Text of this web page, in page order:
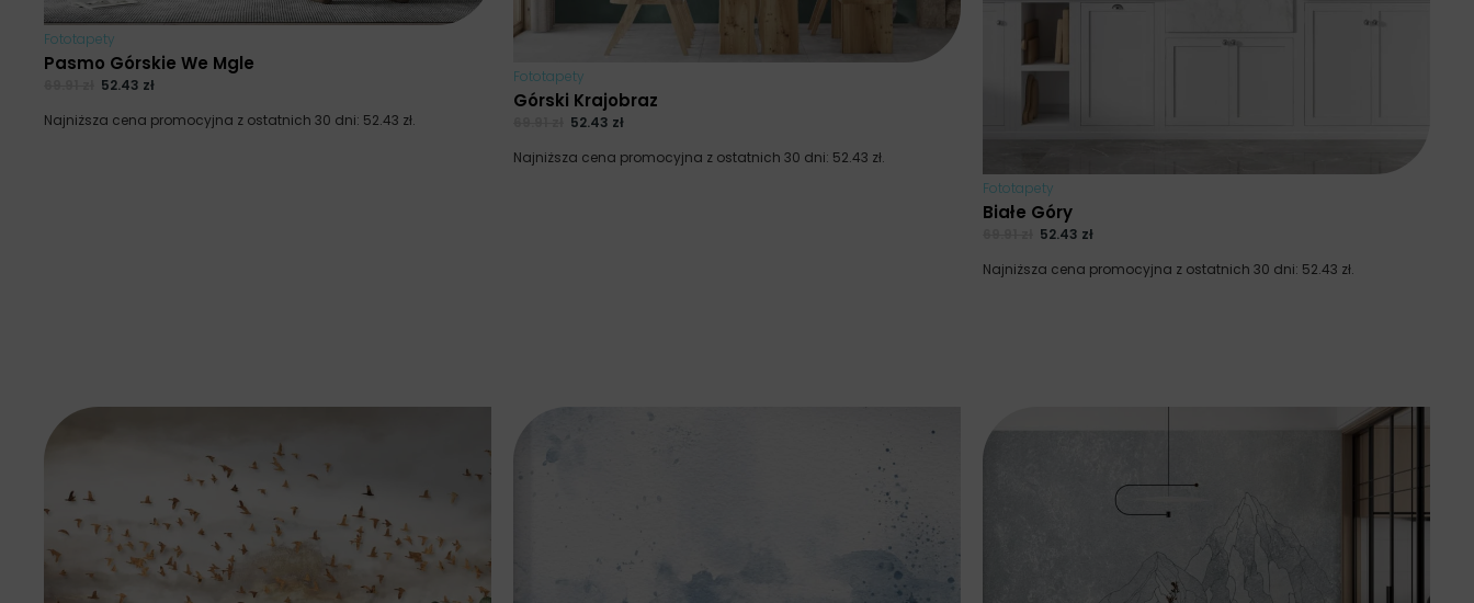
Fototapety
Pasmo Górskie We Mgle
52.43 zł
Najniższa cena promocyjna z ostatnich 30 dni: 52.43 zł.
Fototapety
Górski Krajobraz
52.43 zł
Najniższa cena promocyjna z ostatnich 30 dni: 52.43 zł.
Fototapety
Białe Góry
52.43 zł
Najniższa cena promocyjna z ostatnich 30 dni: 52.43 zł.